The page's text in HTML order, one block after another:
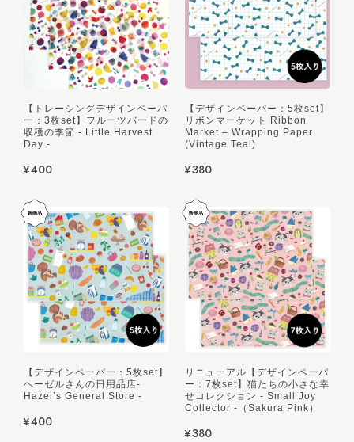
【トレーシングデザインペーパ
ー：3枚set】フルーツバードの
収穫の季節 - Little Harvest
Day -
¥400
【デザインペーパー：5枚set】
リボンマーケット Ribbon
Market – Wrapping Paper
(Vintage Teal)
¥380
【デザインペーパー：5枚set】
ヘーゼルさんの日用品店-
Hazel’s General Store -
¥400
リニューアル【デザインペーパ
ー：7枚set】猫たちの小さな幸
せコレクション - Small Joy
Collector -（Sakura Pink）
¥380